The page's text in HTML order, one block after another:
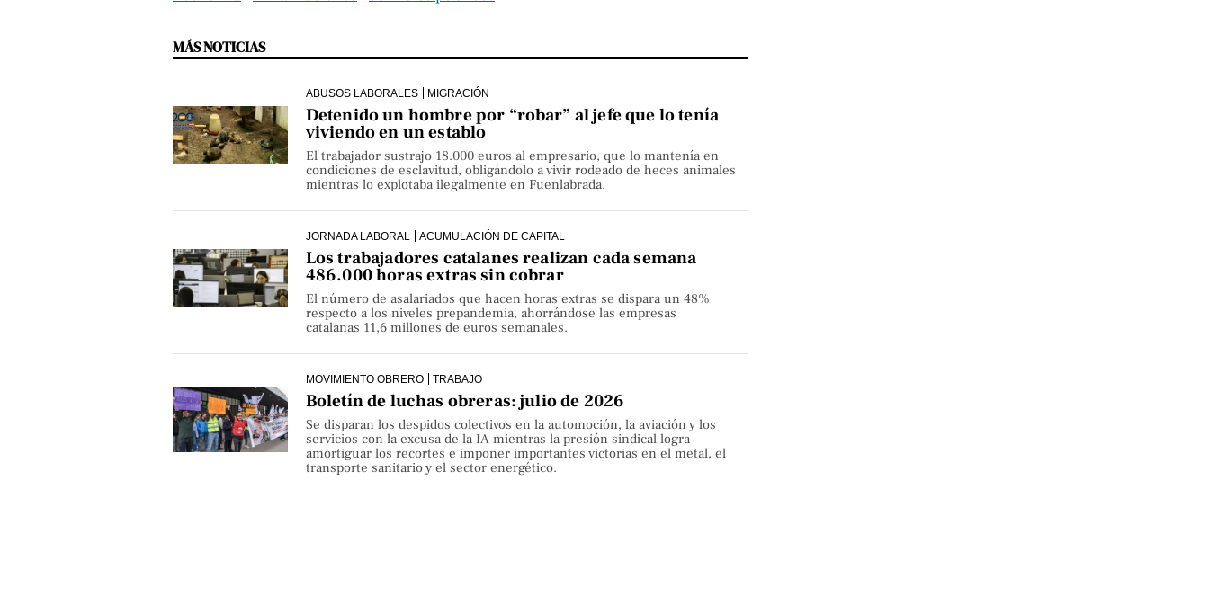
MÁS NOTICIAS
ABUSOS LABORALES MIGRACIÓN
Detenido un hombre por “robar” al jefe que lo tenía
viviendo en un establo
El trabajador sustrajo 18.000 euros al empresario, que lo mantenía en
condiciones de esclavitud, obligándolo a vivir rodeado de heces animales
mientras lo explotaba ilegalmente en Fuenlabrada.
JORNADA LABORAL ACUMULACIÓN DE CAPITAL
Los trabajadores catalanes realizan cada semana
486.000 horas extras sin cobrar
El número de asalariados que hacen horas extras se dispara un 48%
respecto a los niveles prepandemia, ahorrándose las empresas
catalanas 11,6 millones de euros semanales.
MOVIMIENTO OBRERO TRABAJO
Boletín de luchas obreras: julio de 2026
Se disparan los despidos colectivos en la automoción, la aviación y los
servicios con la excusa de la IA mientras la presión sindical logra
amortiguar los recortes e imponer importantes victorias en el metal, el
transporte sanitario y el sector energético.